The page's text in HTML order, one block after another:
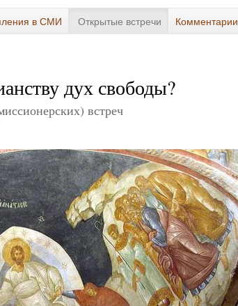
в СМИ Открытые встречи Комментарии
дух свободы?
встреч